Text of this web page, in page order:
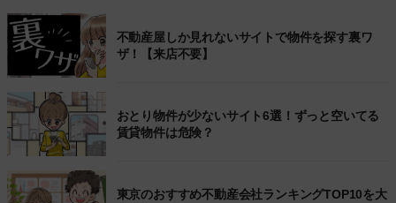
不動産屋しか見れないサイトで物件を探す裏ワ
ザ！【来店不要】
おとり物件が少ないサイト6選！ずっと空いてる
賃貸物件は危険？
東京のおすすめ不動産会社ランキングTOP10を大